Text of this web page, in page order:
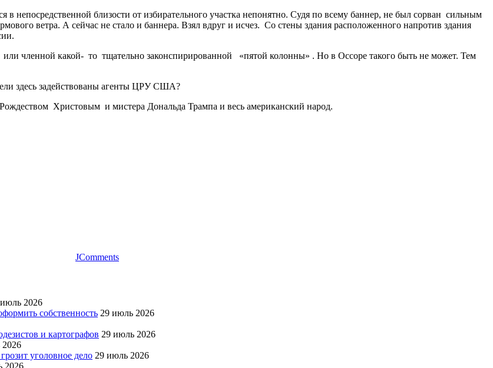
в непосредственной близости от избирательного участка непонятно. Судя по всему баннер, не был сорван сильным
ветра. А сейчас не стало и баннера. Взял вдруг и исчез. Со стены здания расположенного напротив здания
членной какой- то тщательно законспирированной «пятой колонны» . Но в Оссоре такого быть не может. Тем
здесь задействованы агенты ЦРУ США?
Христовым и мистера Дональда Трампа и весь американский народ.
JComments
2026
собственность 29 июль 2026
и картографов 29 июль 2026
уголовное дело 29 июль 2026